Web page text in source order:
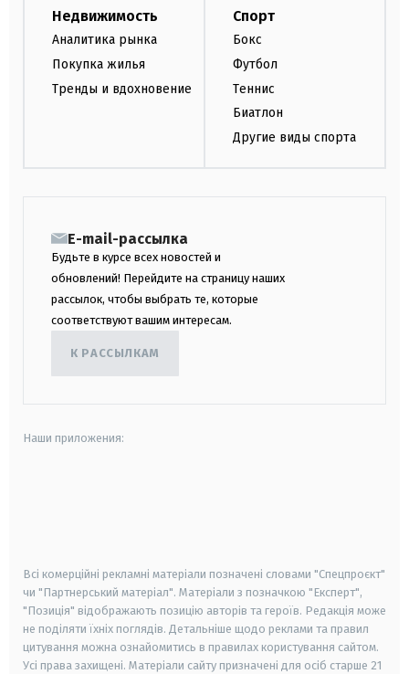
Недвижимость
Аналитика рынка
Покупка жилья
Тренды и вдохновение
Спорт
Бокс
Футбол
Теннис
Биатлон
Другие виды спорта
E-mail-рассылка
Будьте в курсе всех новостей и
обновлений! Перейдите на страницу наших
рассылок, чтобы выбрать те, которые
соответствуют вашим интересам.
К РАССЫЛКАМ
Наши приложения:
Всі комерційні рекламні матеріали позначені словами "Спецпроєкт"
чи "Партнерський матеріал". Матеріали з позначкою "Експерт",
"Позиція" відображають позицію авторів та героїв. Редакція може
не поділяти їхніх поглядів. Детальніше щодо реклами та правил
цитування можна ознайомитись в правилах користування сайтом.
Усі права захищені. Матеріали сайту призначені для осіб старше 21